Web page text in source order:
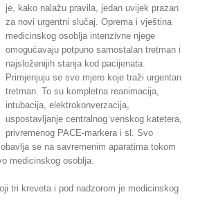
je, kako nalažu pravila, jedan uvijek prazan
za novi urgentni slučaj. Oprema i vještina
medicinskog osoblja intenzivne njege
omogućavaju potpuno samostalan tretman i
najsloženijih stanja kod pacijenata.
Primjenjuju se sve mjere koje traži urgentan
tretman. To su kompletna reanimacija,
intubacija, elektrokonverzacija,
uspostavljanje centralnog venskog katetera,
privremenog PACE-markera i sl. Svo
se na savremenim aparatima tokom
medicinskog osoblja.
tri kreveta i pod nadzorom je medicinskog